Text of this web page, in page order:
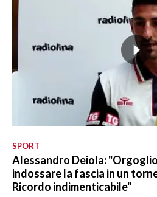
SPORT
Alessandro Deiola:
indossare la fascia in un
Ricordo indimenticabile"